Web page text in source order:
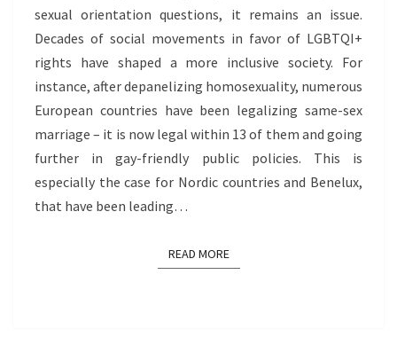
sexual orientation questions, it remains an issue.
Decades of social movements in favor of LGBTQI+
rights have shaped a more inclusive society. For
instance, after depanelizing homosexuality, numerous
European countries have been legalizing same-sex
marriage – it is now legal within 13 of them and going
further in gay-friendly public policies. This is
especially the case for Nordic countries and Benelux,
that have been leading…
READ MOREREAD MORE